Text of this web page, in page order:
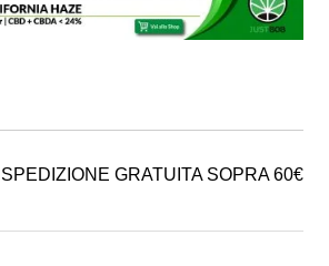
SPEDIZIONE GRATUITA SOPRA 60€